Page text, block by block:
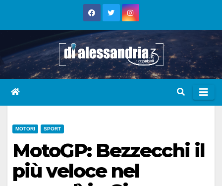
MOTORI SPORT
MotoGP: Bezzecchi il
più veloce nel